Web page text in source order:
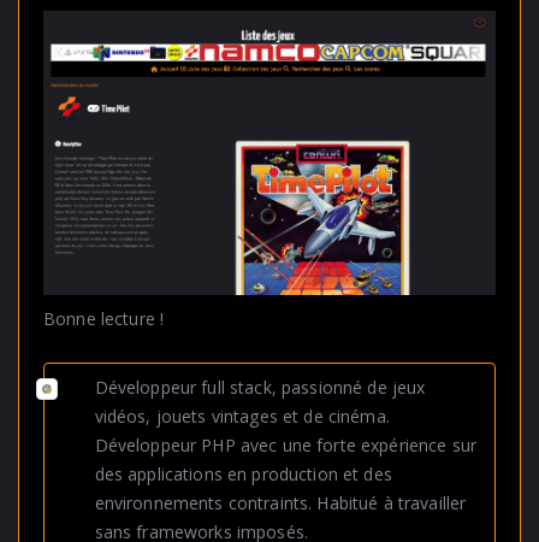
Bonne lecture !
Développeur full stack, passionné de jeux
vidéos, jouets vintages et de cinéma.
Développeur PHP avec une forte expérience sur
des applications en production et des
environnements contraints. Habitué à travailler
sans frameworks imposés.